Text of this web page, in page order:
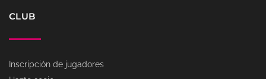
CLUB
Inscripción de jugadores